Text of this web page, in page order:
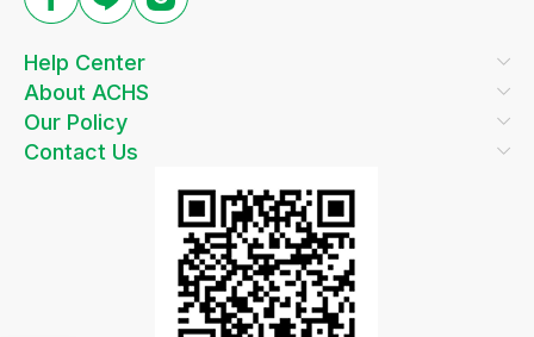
Help Center
About ACHS
Our Policy
Contact Us